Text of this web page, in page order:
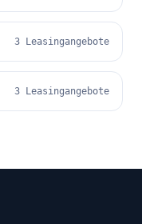
3 Leasingangebote
3 Leasingangebote